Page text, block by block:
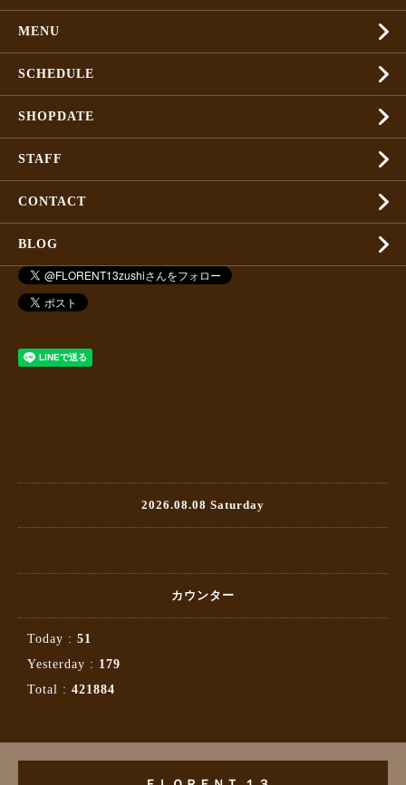
MENU
SCHEDULE
SHOPDATE
STAFF
CONTACT
BLOG
2026.08.08 Saturday
カウンター
Today : 51
Yesterday : 179
Total : 421884